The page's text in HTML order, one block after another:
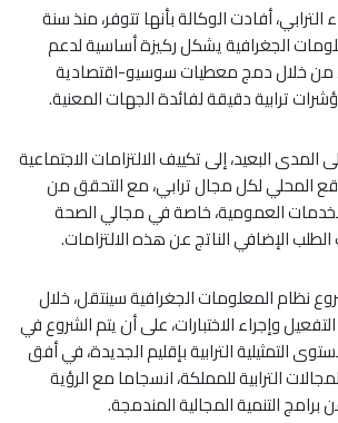
أفادت الوكالة بأنها تتوفر، منذ سنة
الجغرافية يشكل ركيزة أساسية لدعم
من خلال دمج معطيات سوسيو-اقتصادية
ترابية دقيقة لفائدة الجهات المعنية.
البعيد، إلى تكييف الالتزامات الاجتماعية
المحلي لكل مجال ترابي، مع التحقق من
العمومية، خاصة في مجالي الصحة
الإضافي الناتج عن هذه الالتزامات.
نظام المعلومات الجغرافية سينتقل، خلال
التفعيل وإجراء الاختبارات، على أن يتم الشروع في
التمثيلية الترابية بإقليم الجديدة، في أفق
الترابية للمملكة، انسجاما مع الرؤية
برامج التنمية المجالية المندمجة.